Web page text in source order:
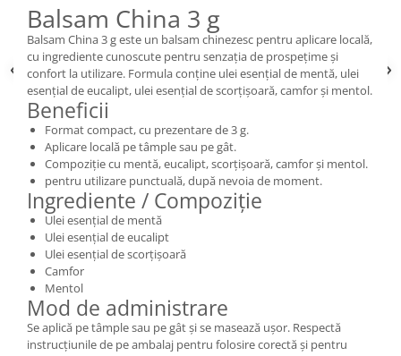
Balsam China 3 g
Balsam China 3 g este un balsam chinezesc pentru aplicare locală,
cu ingrediente cunoscute pentru senzația de prospețime și
confort la utilizare. Formula conține ulei esențial de mentă, ulei
esențial de eucalipt, ulei esențial de scorțișoară, camfor și mentol.
Beneficii
Format compact, cu prezentare de 3 g.
Aplicare locală pe tâmple sau pe gât.
Compoziție cu mentă, eucalipt, scorțișoară, camfor și mentol.
pentru utilizare punctuală, după nevoia de moment.
Ingrediente / Compoziție
Ulei esențial de mentă
Ulei esențial de eucalipt
Ulei esențial de scorțișoară
Camfor
Mentol
Mod de administrare
Se aplică pe tâmple sau pe gât și se masează ușor. Respectă
instrucțiunile de pe ambalaj pentru folosire corectă și pentru